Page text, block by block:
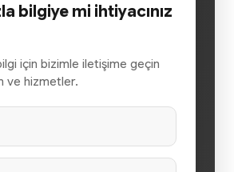
bilgiye mi ihtiyacınız
için bizimle iletişime geçin
ve hizmetler.